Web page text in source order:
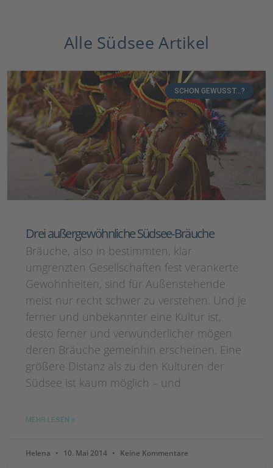
Alle Südsee Artikel
SCHON GEWUSST...?
Drei außergewöhnliche Südsee-Bräuche
Bräuche, also in bestimmten, klar
umgrenzten Gesellschaften fest verankerte
Gewohnheiten, sind für Außenstehende
meist nur recht schwer zu verstehen. Und je
ferner und unbekannter eine Kultur ist,
desto ferner und verwunderlicher mögen
deren Bräuche gemeinhin erscheinen. Eine
größere Distanz als zu den Kulturen der
Südsee ist kaum möglich – und
MEHR LESEN »
Helena 10. Mai 2014 Keine Kommentare